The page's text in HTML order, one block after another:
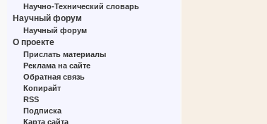
Научно-Технический словарь
Научный форум
Научный форум
О проекте
Прислать материалы
Реклама на сайте
Обратная связь
Копирайт
RSS
Подписка
Карта сайта